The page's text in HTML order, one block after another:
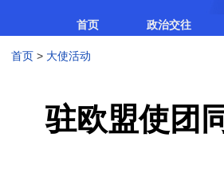
首页 政治交往
首页> 大使活动
驻欧盟使团